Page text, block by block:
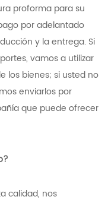
proforma para su
por adelantado
y la entrega. Si
vamos a utilizar
los bienes; si usted no
enviarlos por
que puede ofrecer
calidad, nos